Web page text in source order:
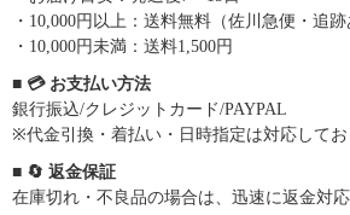
・10,000円以上：送料無料（佐川急便・追跡
・10,000円未満：送料1,500円
■ 💳 お支払い方法
銀行振込/クレジットカード/PAYPAL
※代金引換・着払い・日時指定は対応してお
■ 🔄 返金保証
在庫切れ・不良品の場合は、迅速に返金対応